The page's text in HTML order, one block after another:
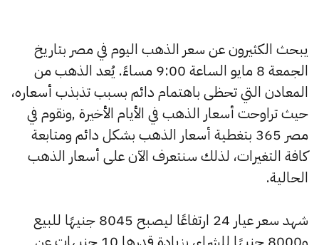
يبحث الكثيرون عن سعر الذهب اليوم في مصر بتاريخ
الجمعة 8 مايو الساعة 9:00 مساءً. يُعد الذهب من
المعادن التي تحظى باهتمام دائم بسبب تذبذب أسعاره،
حيث تراوحت أسعار الذهب في الأيام الأخيرة ,ونقوم في
مصر 365 بتغطية أسعار الذهب بشكل دائم ومتابعة
كافة التغيرات، لذلك سنتعرف الآن على أسعار الذهب
الحالية.
شهد سعر عيار 24 ارتفاعًا ليصبح 8045 جنيهًا للبيع